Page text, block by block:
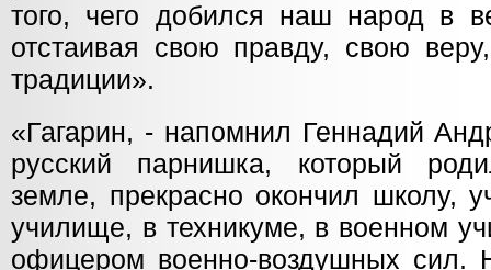
того, чего добился наш народ в
отстаивая свою правду, свою
традиции».
«Гагарин, - напомнил Геннадий
русский парнишка, который
земле, прекрасно окончил школу,
училище, в техникуме, в военном
офицером военно-воздушных сил.